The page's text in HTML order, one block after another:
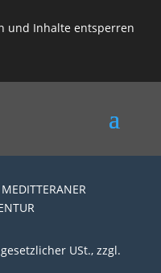
und Inhalte entsperren
USt., zzgl.